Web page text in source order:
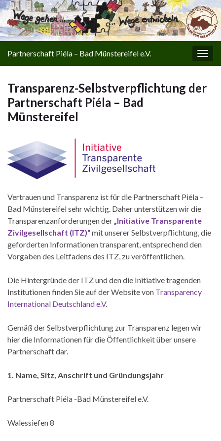
Partnerschaft Piéla – Bad Münstereifel e.V.
Transparenz-Selbstverpflichtung der
Partnerschaft Piéla – Bad
Münstereifel
Vertrauen und Transparenz ist für die Partnerschaft Piéla –
Bad Münstereifel sehr wichtig. Daher unterstützen wir die
Transparenzanforderungen der„Initiative Transparente
Zivilgesellschaft (ITZ)“mit unserer Selbstverpflichtung, die
geforderten Informationen transparent, entsprechend den
Vorgaben des Leitfadens des ITZ, zu veröffentlichen.
Die Hintergründe der ITZ und den die Initiative tragenden
Institutionen finden Sie auf der Website von Transparency
International Deutschland e.V.
Gemäß der Selbstverpflichtung zur Transparenz legen wir
hier die Informationen für die Öffentlichkeit über unsere
Partnerschaft dar.
1. Name, Sitz, Anschrift und Gründungsjahr
Partnerschaft Piéla -Bad Münstereifel e.V.
Walessiefen 8